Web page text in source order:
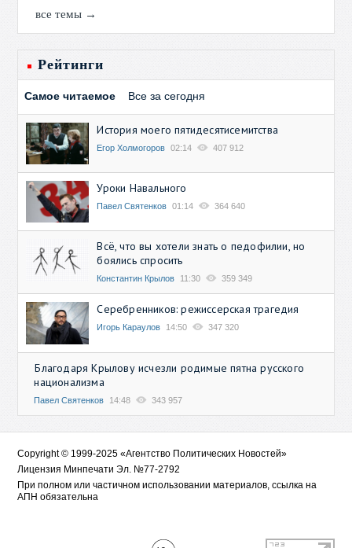
все темы →
Рейтинги
Самое читаемое Все за сегодня
История моего пятидесятисемитства
Егор Холмогоров 02:14 407 912
Уроки Навального
Павел Святенков 01:14 364 640
Всё, что вы хотели знать о педофилии, но
боялись спросить
Константин Крылов 11:30 359 349
Серебренников: режиссерская трагедия
Игорь Караулов 14:50 347 320
Благодаря Крылову исчезли родимые пятна русского
национализма
Павел Святенков 14:48 343 957
Copyright © 1999-2025 «Агентство Политических Новостей»
Лицензия Минпечати Эл. №77-2792
При полном или частичном использовании материалов, ссылка на
АПН обязательна